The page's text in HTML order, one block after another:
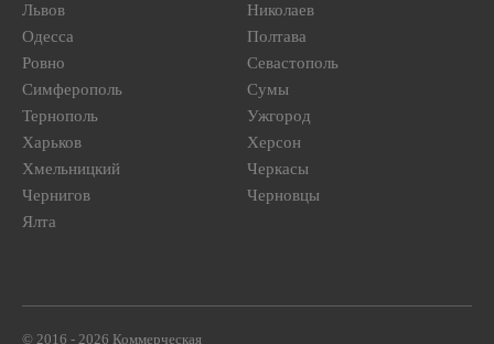
Львов
Николаев
Одесса
Полтава
Ровно
Севастополь
Симферополь
Сумы
Тернополь
Ужгород
Харьков
Херсон
Хмельницкий
Черкасы
Чернигов
Черновцы
Ялта
© 2016 - 2026 Коммерческая